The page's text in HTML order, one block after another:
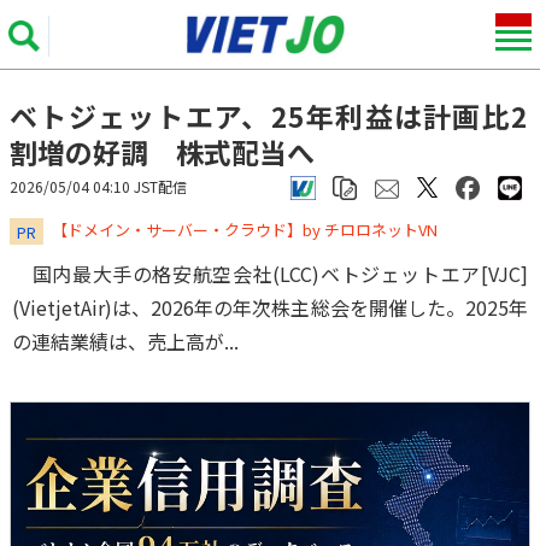
ベトジェットエア、25年利益は計画比2
割増の好調 株式配当へ
2026/05/04 04:10 JST配信
PR ​​​​​​​【ドメイン・サーバー・クラウド】by チロロネットVN
国内最大手の格安航空会社(LCC)ベトジェットエア[VJC]
(VietjetAir)は、2026年の年次株主総会を開催した。2025年
の連結業績は、売上高が...